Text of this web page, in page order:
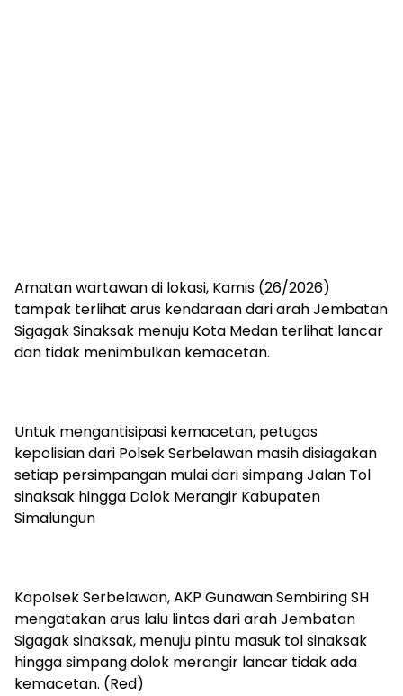
Amatan wartawan di lokasi, Kamis (26/2026)
tampak terlihat arus kendaraan dari arah Jembatan
Sigagak Sinaksak menuju Kota Medan terlihat lancar
dan tidak menimbulkan kemacetan.
Untuk mengantisipasi kemacetan, petugas
kepolisian dari Polsek Serbelawan masih disiagakan
setiap persimpangan mulai dari simpang Jalan Tol
sinaksak hingga Dolok Merangir Kabupaten
Simalungun
Kapolsek Serbelawan, AKP Gunawan Sembiring SH
mengatakan arus lalu lintas dari arah Jembatan
Sigagak sinaksak, menuju pintu masuk tol sinaksak
hingga simpang dolok merangir lancar tidak ada
kemacetan. (Red)